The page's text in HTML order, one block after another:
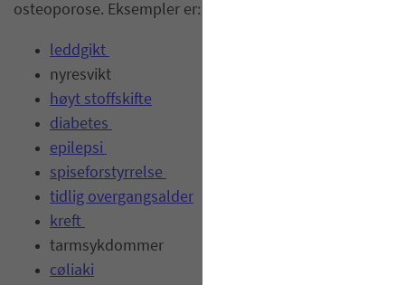
osteoporose. Eksempler er:
leddgikt
nyresvikt
høyt stoffskifte
diabetes
epilepsi
spiseforstyrrelse
tidlig overgangsalder
kreft
tarmsykdommer
cøliaki